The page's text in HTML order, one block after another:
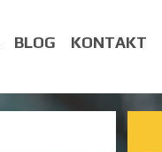
BLOG KONTAKT